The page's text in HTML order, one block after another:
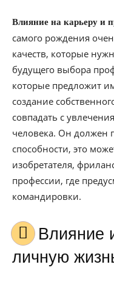
Влияние на карьеру и
самого рождения
качеств, которые
будущего выбора
которые предложит
создание
совпадать с
человека. Он должен
способности, это
изобретателя,
профессии, где
командировки.
Влияние имени Чериз на
личную